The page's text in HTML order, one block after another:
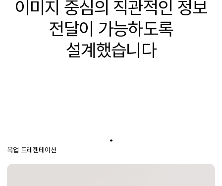
이미지 중심의 직관적인 정보
전달이 가능하도록
설계했습니다
.
목업 프레젠테이션